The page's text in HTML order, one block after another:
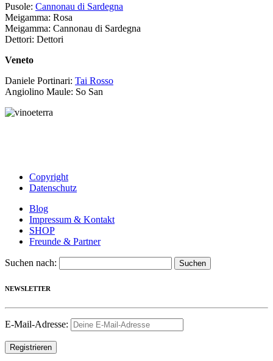
Pusole: Cannonau di Sardegna
Meigamma: Rosa
Meigamma: Cannonau di Sardegna
Dettori: Dettori
Veneto
Daniele Portinari: Tai Rosso
Angiolino Maule: So San
Copyright
Datenschutz
Blog
Impressum & Kontakt
SHOP
Freunde & Partner
Suchen nach:
NEWSLETTER
E-Mail-Adresse: